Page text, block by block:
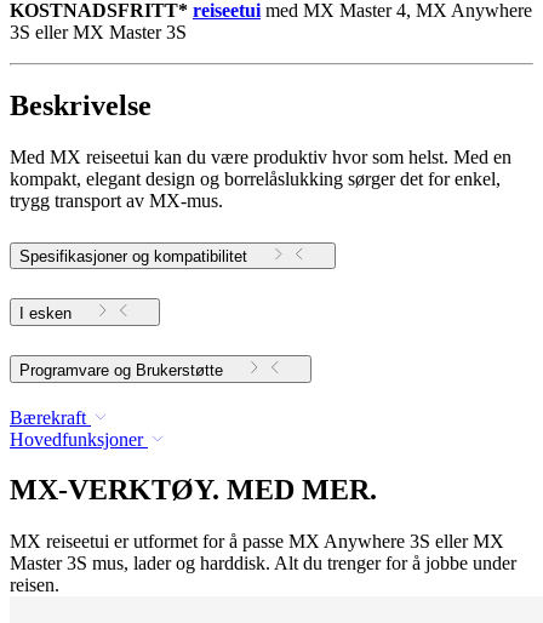
KOSTNADSFRITT* reiseetui med MX Master 4, MX Anywhere
3S eller MX Master 3S
Beskrivelse
Med MX reiseetui kan du være produktiv hvor som helst. Med en
kompakt, elegant design og borrelåslukking sørger det for enkel,
trygg transport av MX-mus.
Spesifikasjoner og kompatibilitet
I esken
Programvare og Brukerstøtte
Bærekraft
Hovedfunksjoner
MX-VERKTØY. MED MER.
MX reiseetui er utformet for å passe MX Anywhere 3S eller MX
Master 3S mus, lader og harddisk. Alt du trenger for å jobbe under
reisen.